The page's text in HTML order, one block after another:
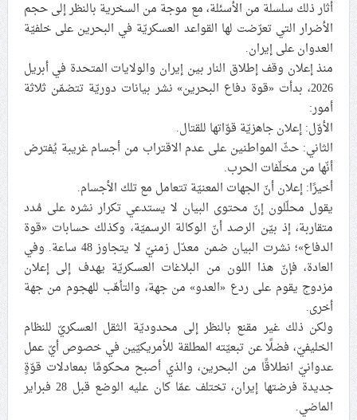
علماء البحرين: طلب الترخيص والإجازة من السلطة في
ممارسة الشعائر الحسينيّة هو في حقيقته محاربة لقضيّة
الإمام الحسين «ع»
لجنة مراسم الوداع والتشييع ومواراة الجثمان للإمام الشهيد
إيران والعراق
أثار ذلك سلسلة من الأسئلة، مع موجة من السخرية بالنظر إلى حجم
الأضرار التي تعرّضت لها القواعد العسكريّة في البحرين على خلفيّة
العدوان على إيران.
منذ إعلان وقف إطلاق النار بين إيران والولايات المتحدة في أبريل
2026، بدأت «قوة دفاع البحرين» نشر بيانات دوريّة تتضمّن ثلاثة
أمور:
الأوّل: إعلان جاهزيّة قوّاتها للقتال.
الثاني: حثّ المواطنين على عدم الاقتراب من أجسام غريبة يُفترض
أنّها من مخلّفات الحرب.
أخيرًا: إعلان أنّ الجهات المعنيّة تتعامل مع تلك الأجسام.
يقول محلّلون إنّ محتوى البيان لا يستدعي تكرار نشره على مُدد
متقاربة، إذ بيّن الرصد أنّ الوكالة الرسميّة، وكذلك حسابات «قوة
الدفاع»؛ نشرت البيان ضمن معدّل زمنيّ لا يتجاوز 48 ساعة. وفي
العادة، فإنّ هذا اللون من البلاغات العسكريّة يهدف إلى إعلان
مزدوج يقوم على ردع «العدو» من جهة، والتأهّب للهجوم من جهة
أخرى.
ولكن ذلك غير مقنع بالنظر إلى محدوديّة الثقل العسكريّ للنظام
الخليفيّ، فضلًا عن تبعيّته المطلقة للأمريكيّين في خصوص أيّ عمل
عدوانيّ انطلاقًا من البحرين، والذي أصبح محكومًا بمعادلات قوّةٍ
جديدة فرضتها إيران، تختلف عمّا كان عليه الوضع قبل 28 فبراير
الماضي.